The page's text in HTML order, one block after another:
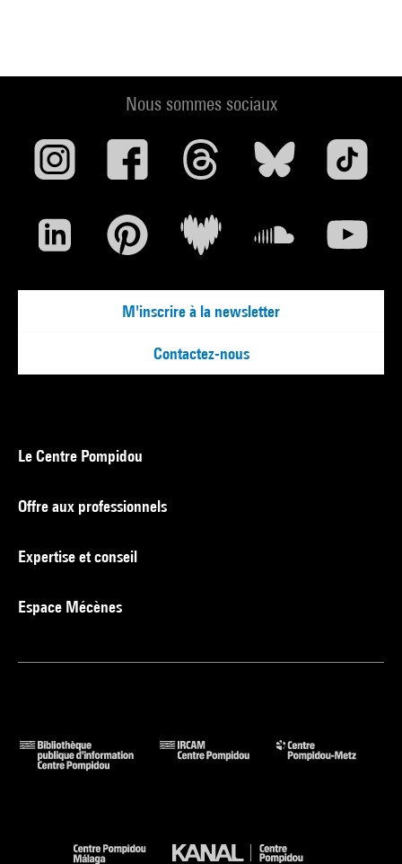
Nous sommes sociaux
M'inscrire à la newsletter
Contactez-nous
Le Centre Pompidou
Offre aux professionnels
Expertise et conseil
Espace Mécènes